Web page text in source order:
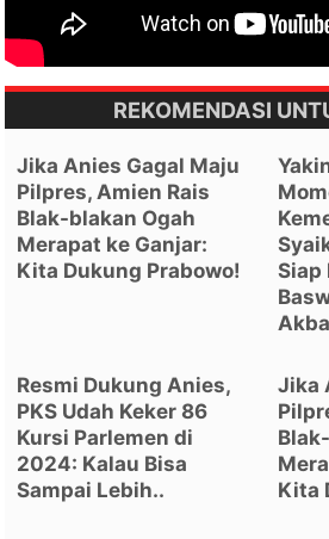
REKOMENDASI
Jika Anies Gagal Maju
Pilpres, Amien Rais
Blak-blakan Ogah
Merapat ke Ganjar:
Kita Dukung Prabowo!
Siap
Resmi Dukung Anies,
PKS Udah Keker 86
Kursi Parlemen di
2024: Kalau Bisa
Sampai Lebih..
Jika
Kita